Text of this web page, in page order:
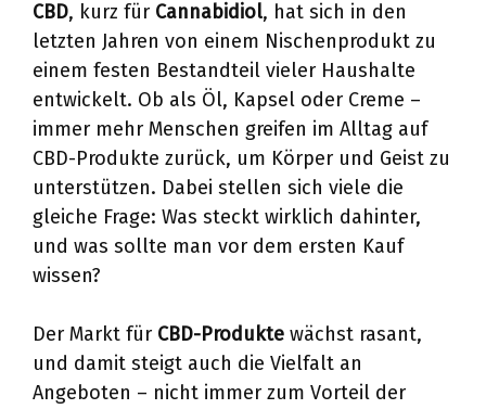
CBD, kurz für Cannabidiol, hat sich in den
letzten Jahren von einem Nischenprodukt zu
einem festen Bestandteil vieler Haushalte
entwickelt. Ob als Öl, Kapsel oder Creme –
immer mehr Menschen greifen im Alltag auf
CBD-Produkte zurück, um Körper und Geist zu
unterstützen. Dabei stellen sich viele die
gleiche Frage: Was steckt wirklich dahinter,
und was sollte man vor dem ersten Kauf
wissen?
Der Markt für CBD-Produkte wächst rasant,
und damit steigt auch die Vielfalt an
Angeboten – nicht immer zum Vorteil der